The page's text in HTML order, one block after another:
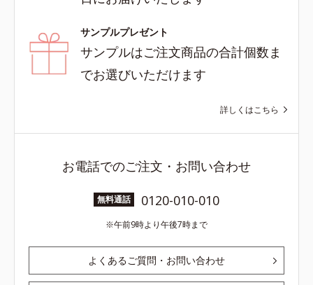
サンプルプレゼント
サンプルはご注文商品の合計個数ま
でお選びいただけます
詳しくはこちら
お電話でのご注文・お問い合わせ
無料通話 0120-010-010
午前9時より午後7時まで
よくあるご質問・お問い合わせ